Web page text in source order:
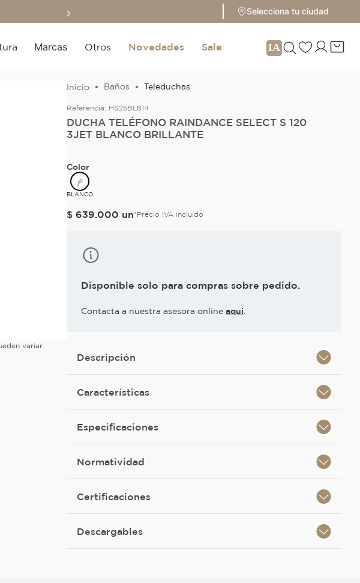
Selecciona tu ciudad
Marcas Otros Novedades Sale
variar
Baños Teleduchas
Referencia: HS25BL814
DUCHA TELÉFONO RAINDANCE SELECT S 120
3JET BLANCO BRILLANTE
Color
BLANCO
$ 639.000 un*Precio IVA incluido
Disponible solo para compras sobre pedido.
Contacta a nuestra asesora online aqui
Descripción
Características
Especificaciones
Normatividad
Certificaciones
Descargables